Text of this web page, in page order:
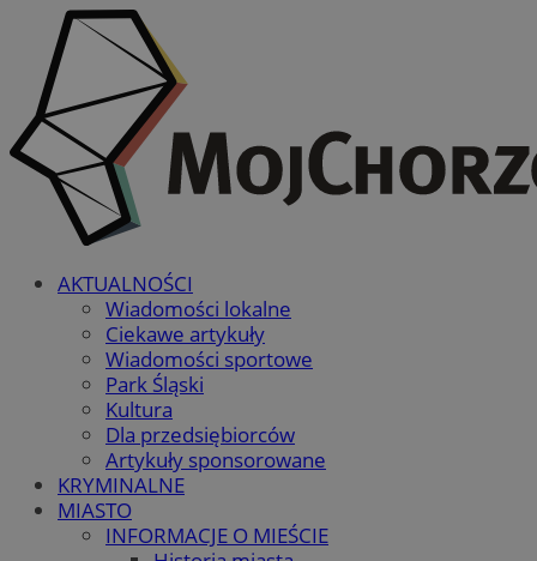
AKTUALNOŚCI
Wiadomości lokalne
Ciekawe artykuły
Wiadomości sportowe
Park Śląski
Kultura
Dla przedsiębiorców
Artykuły sponsorowane
KRYMINALNE
MIASTO
INFORMACJE O MIEŚCIE